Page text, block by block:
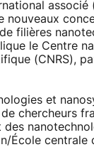
associé
nouveaux
filières
le Centre
(CNRS),
et
chercheurs
des
École centrale